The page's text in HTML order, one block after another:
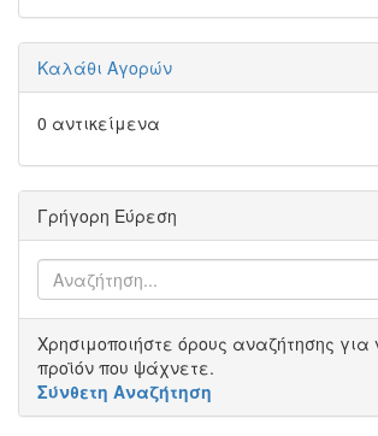
Καλάθι Αγορών
0 αντικείμενα
Γρήγορη Εύρεση
Χρησιμοποιήστε όρους αναζήτησης για
προϊόν που ψάχνετε.
Σύνθετη Αναζήτηση